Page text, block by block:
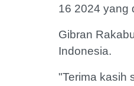
16 2024 yang
Gibran
Indonesia.
"Terima kasih